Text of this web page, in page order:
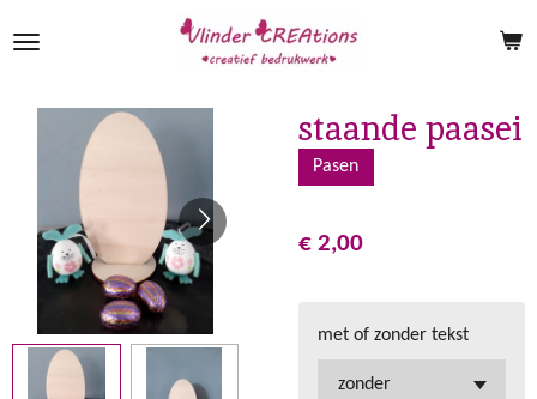
direct
hoofdinhoud
staande paasei
Pasen
€ 2,00
met of zonder tekst